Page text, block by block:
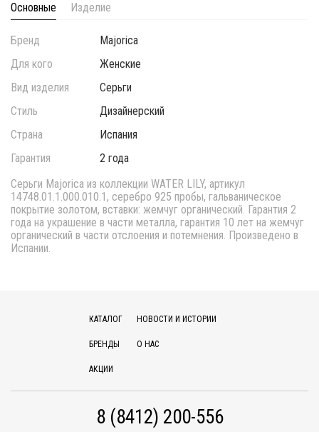
Основные Изделие
Бренд
Majorica
Для кого
Женские
Вид изделия
Серьги
Стиль
Дизайнерский
Страна
Испания
Гарантия
2 года
Серьги Majorica из коллекции WATER LILY, артикул
14748.01.1.000.010.1, серебро 925 пробы, гальваническое
покрытие золотом, вставки: жемчуг органический. Гарантия 2
года на украшение в части металла, гарантия 10 лет на жемчуг
органический в части отслоения и потемнения. Произведено в
Испании.
КАТАЛОГ
БРЕНДЫ
АКЦИИ
НОВОСТИ И ИСТОРИИ
О НАС
8 (8412) 200-556